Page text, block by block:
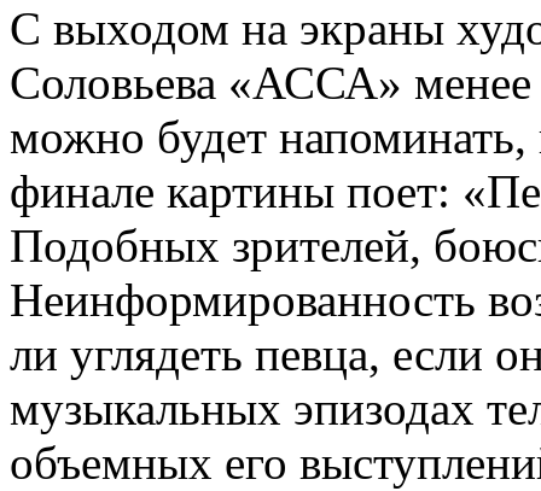
С выходом на экраны
Соловьева «АССА»
можно будет
финале картины поет:
Подобных зрителей,
Неинформированность
ли углядеть певца, если
музыкальных эпизодах
объемных его